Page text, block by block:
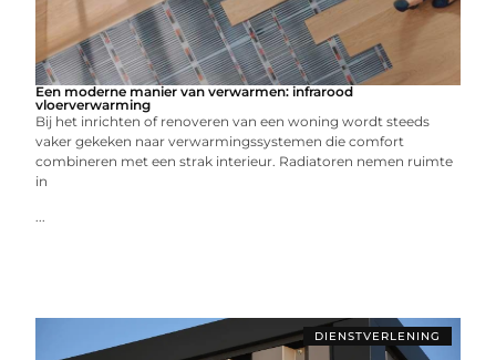
Een moderne manier van verwarmen: infrarood
vloerverwarming
Bij het inrichten of renoveren van een woning wordt steeds
vaker gekeken naar verwarmingssystemen die comfort
combineren met een strak interieur. Radiatoren nemen ruimte
in
...
DIENSTVERLENING